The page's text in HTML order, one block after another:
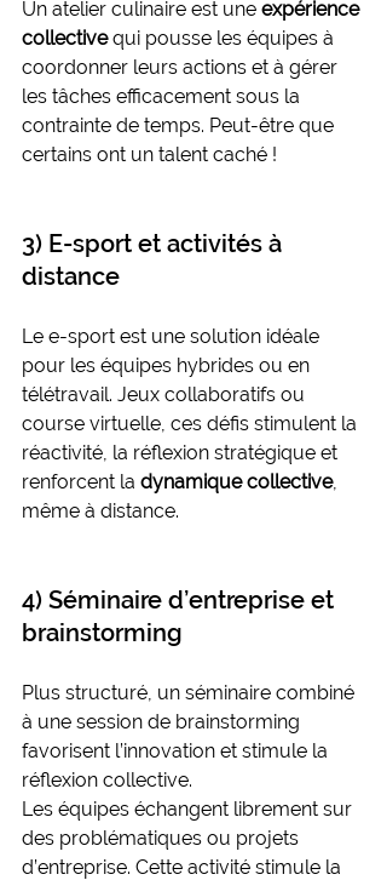
Un atelier culinaire est une expérience
collective qui pousse les équipes à
coordonner leurs actions et à gérer
les tâches efficacement sous la
contrainte de temps. Peut-être que
certains ont un talent caché !
3) E-sport et activités à
distance
Le e-sport est une solution idéale
pour les équipes hybrides ou en
télétravail. Jeux collaboratifs ou
course virtuelle, ces défis stimulent la
réactivité, la réflexion stratégique et
renforcent la dynamique collective,
même à distance.
4) Séminaire d’entreprise et
brainstorming
Plus structuré, un séminaire combiné
à une session de brainstorming
favorisent l’innovation et stimule la
réflexion collective.
Les équipes échangent librement sur
des problématiques ou projets
d’entreprise. Cette activité stimule la